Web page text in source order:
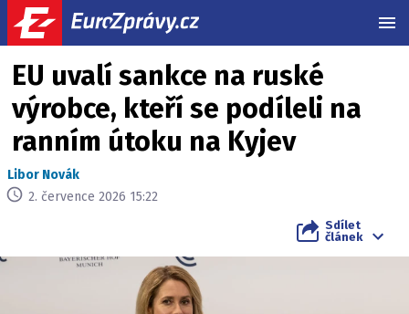
EU uvalí sankce na ruské
výrobce, kteří se podíleli na
ranním útoku na Kyjev
Libor Novák
2. července 2026 15:22
Sdílet
článek